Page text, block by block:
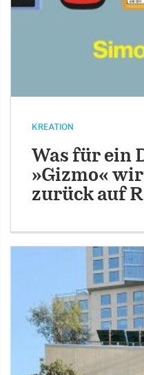
KREATION
Was für ein
»Gizmo«
zurück auf